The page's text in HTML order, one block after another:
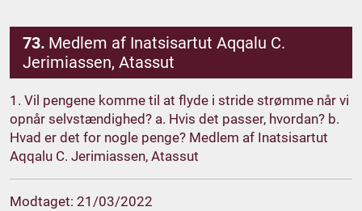
73. Medlem af Inatsisartut Aqqalu C.
Jerimiassen, Atassut
1. Vil pengene komme til at flyde i stride strømme når vi
opnår selvstændighed? a. Hvis det passer, hvordan? b.
Hvad er det for nogle penge? Medlem af Inatsisartut
Aqqalu C. Jerimiassen, Atassut
Modtaget: 21/03/2022